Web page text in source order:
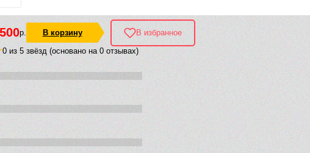
р. В корзину В избранное
0 из 5 звёзд (основано на 0 отзывах)